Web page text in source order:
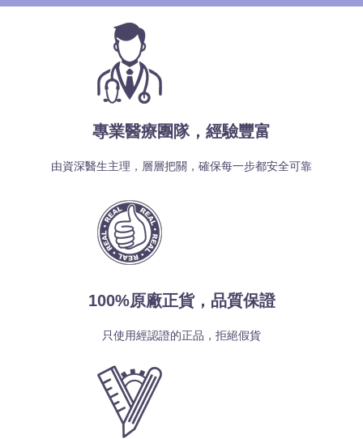
專業醫療團隊，經驗豐富
由資深醫生主理，層層把關，確保每一步都安全可靠
100%原廠正貨，品質保證
只使用經認證的正品，拒絕假貨